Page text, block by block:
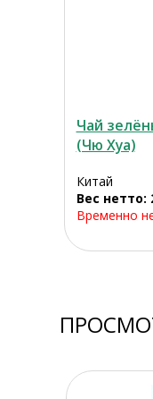
Чай
(Чю Хуа)
Китай
Вес нетто:
Временно